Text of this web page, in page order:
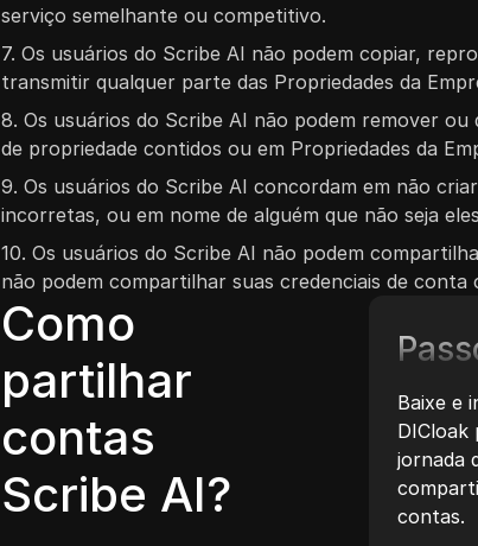
serviço semelhante ou competitivo.
7. Os usuários do Scribe AI não podem copiar,
transmitir qualquer parte das Propriedades da
8. Os usuários do Scribe AI não podem remover
de propriedade contidos ou em Propriedades da
9. Os usuários do Scribe AI concordam em não
incorretas, ou em nome de alguém que não seja
10. Os usuários do Scribe AI não podem
não podem compartilhar suas credenciais de
Como
partilhar
contas
Scribe AI?
Baixe e
DICloak
jornada
contas.